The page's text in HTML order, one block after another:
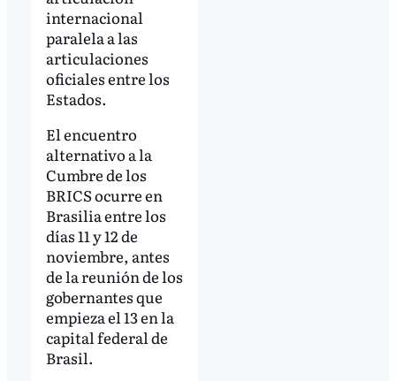
internacional
paralela a las
articulaciones
oficiales entre los
Estados.
El encuentro
alternativo a la
Cumbre de los
BRICS ocurre en
Brasilia entre los
días 11 y 12 de
noviembre, antes
de la reunión de los
gobernantes que
empieza el 13 en la
capital federal de
Brasil.